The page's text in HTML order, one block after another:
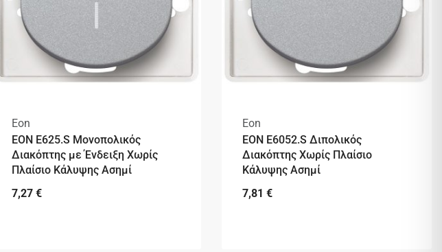
Eon
EON E625.S Μονοπολικός
Διακόπτης με Ένδειξη Χωρίς
Πλαίσιο Κάλυψης Ασημί
7,27 €
Eon
EON E6052.S Διπολικός
Διακόπτης Χωρίς Πλαίσιο
Κάλυψης Ασημί
7,81 €